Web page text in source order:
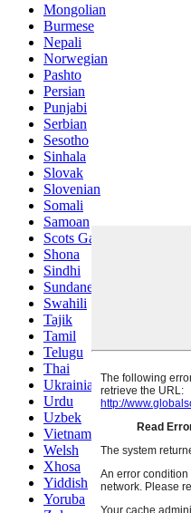
Mongolian
Burmese
Nepali
Norwegian
Pashto
Persian
Punjabi
Serbian
Sesotho
Sinhala
Slovak
Slovenian
Somali
Samoan
Scots Gaelic
Shona
Sindhi
Sundanese
Swahili
Tajik
Tamil
Telugu
Thai
Ukrainian
Urdu
Uzbek
Vietnamese
Welsh
Xhosa
Yiddish
Yoruba